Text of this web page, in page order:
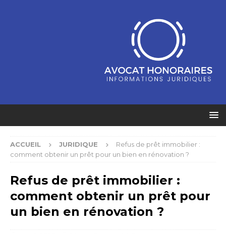
ACCUEIL JURIDIQUE
Refus de prêt immobilier :
comment obtenir un prêt pour un bien en rénovation ?
Refus de prêt immobilier :
comment obtenir un prêt pour
un bien en rénovation ?